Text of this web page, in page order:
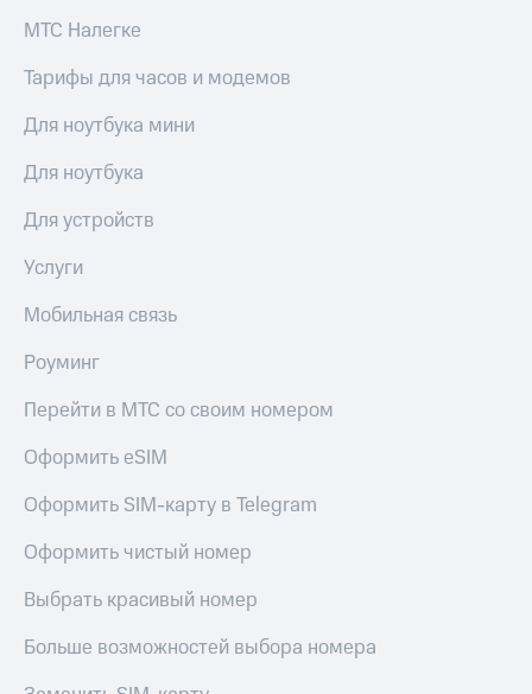
МТС Налегке
Тарифы для часов и модемов
Для ноутбука мини
Для ноутбука
Для устройств
Услуги
Мобильная связь
Роуминг
Перейти в МТС со своим номером
Оформить eSIM
Оформить SIM-карту в Telegram
Оформить чистый номер
Выбрать красивый номер
Больше возможностей выбора номера